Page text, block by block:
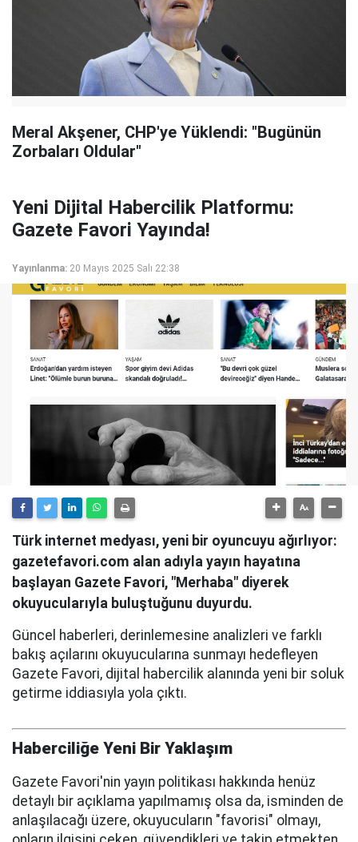
Meral Akşener, CHP'ye Yüklendi: "Bugünün
Zorbaları Oldular"
Yeni Dijital Habercilik Platformu:
Gazete Favori Yayında!
Yayınlanma: 20 Mayıs 2025 Salı 22:38
Türk internet medyası, yeni bir oyuncuyu ağırlıyor:
gazetefavori.com alan adıyla yayın hayatına
başlayan Gazete Favori, "Merhaba" diyerek
okuyucularıyla buluştuğunu duyurdu.
Güncel haberleri, derinlemesine analizleri ve farklı
bakış açılarını okuyucularına sunmayı hedefleyen
Gazete Favori, dijital habercilik alanında yeni bir soluk
getirme iddiasıyla yola çıktı.
Haberciliğe Yeni Bir Yaklaşım
Gazete Favori'nin yayın politikası hakkında henüz
detaylı bir açıklama yapılmamış olsa da, isminden de
anlaşılacağı üzere, okuyucuların "favorisi" olmayı,